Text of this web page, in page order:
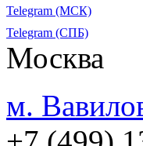
Telegram (МСК)
Telegram (СПБ)
Москва
м.